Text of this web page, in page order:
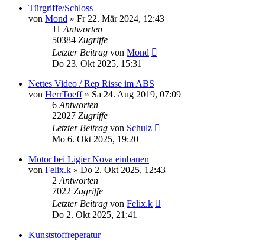
Türgriffe/Schloss
von Mond » Fr 22. Mär 2024, 12:43
11Antworten
50384 Zugriffe
Letzter Beitrag von Mond
Do 23. Okt 2025, 15:31
Nettes Video / Rep Risse im ABS
von HerrToeff» Sa 24. Aug 2019, 07:09
6Antworten
22027 Zugriffe
Letzter Beitrag von Schulz
Mo 6. Okt 2025, 19:20
Motor bei Ligier Nova einbauen
von Felix.k » Do 2. Okt 2025, 12:43
2Antworten
7022 Zugriffe
Letzter Beitrag von Felix.k
Do 2. Okt 2025, 21:41
Kunststoffreperatur